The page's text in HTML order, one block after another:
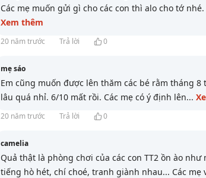
Các mẹ muốn gửi gì cho các con thì alo cho tớ
Xem thêm
20 năm trước Trả lời 0
mẹ sáo
Em cũng muốn được lên thăm các bé rằm tháng
lâu quá nhỉ. 6/10 mất rồi. Các mẹ có ý định lên...
20 năm trước Trả lời 0
camelia
Quả thật là phòng chơi của các con TT2 ồn ào
tiếng hò hét, chí choé, tranh giành nhau... Các mẹ